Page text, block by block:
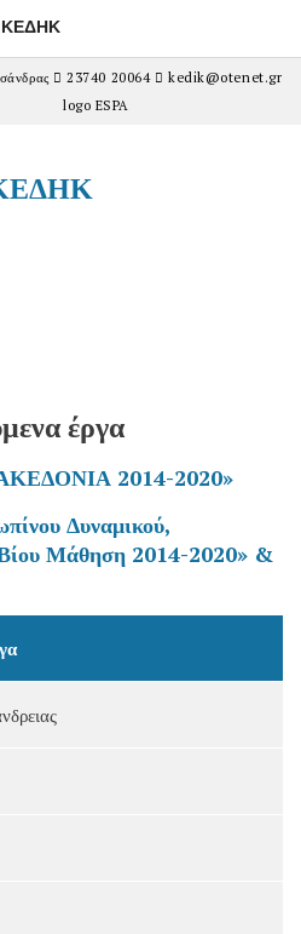
ΚΕΔΗΚ
23740 20064 kedik@otenet.gr
έργα
2014-2020»
Δυναμικού,
Μάθηση 2014-2020» &